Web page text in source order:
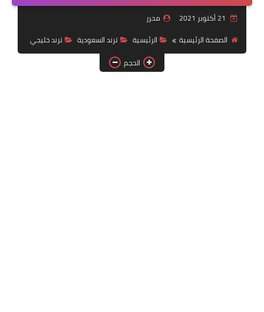
رياضة
وظائف عسكرية
محرر
الصفحة الرئيسية
الرئيسية ترند السعودية
ترند خليجي
الحجم